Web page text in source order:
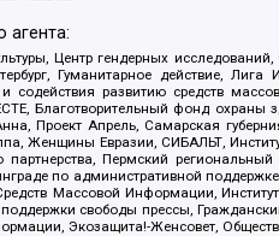
Центр гендерных
Гуманитарное действие, Лига
развитию средств
Благотворительный фонд
Проект Апрель, Самарская
Женщины Евразии, СИБАЛЬТ,
Пермский
по административной
Массовой Информации,
свободы прессы,
Экозащита!-Женсовет,